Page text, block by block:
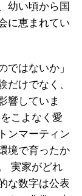
幼い頃から国
に恵まれてい
ではないか」
だけでなく、
響していま
こよなく愛
ンマーティン
境で育ったか
実家がどれ
な数字は公表